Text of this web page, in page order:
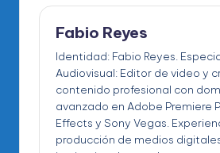
Fabio Reyes
Identidad: Fabio Reyes.
Audiovisual: Editor de video y
contenido profesional con
avanzado en Adobe Premiere
Effects y Sony Vegas.
producción de medios